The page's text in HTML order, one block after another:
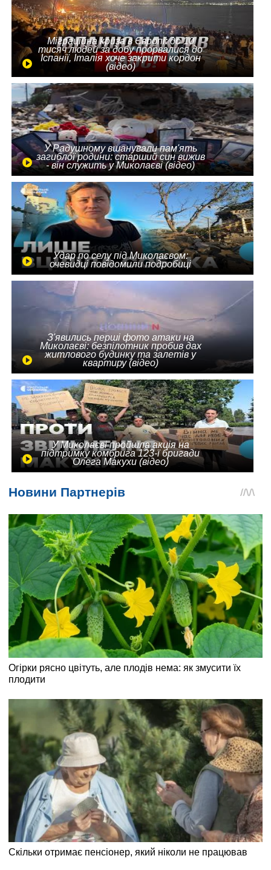
Міграційна криза в Європі: до 10
тисяч людей за добу прорвалися до
Іспанії, Італія хоче закрити кордон
(відео)
У Радушному вшанували пам'ять
загиблої родини: старший син вижив
- він служить у Миколаєві (відео)
Удар по селу під Миколаєвом:
очевидці повідомили подробиці
З'явились перші фото атаки на
Миколаєві: безпілотник пробив дах
житлового будинку та залетів у
квартиру (відео)
У Миколаєві пройшла акція на
підтримку комбрига 123-ї бригади
Олега Макухи (відео)